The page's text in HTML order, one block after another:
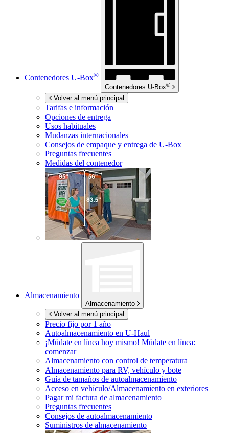
Contenedores U-Box®
Contenedores U-Box®
Volver al menú principal
Tarifas e información
Opciones de entrega
Usos habituales
Mudanzas internacionales
Consejos de empaque y entrega de U-Box
Preguntas frecuentes
Medidas del contenedor
Almacenamiento
Almacenamiento
Volver al menú principal
Precio fijo por 1 año
Autoalmacenamiento en U-Haul
¡Múdate en línea hoy mismo! Múdate en línea:
comenzar
Almacenamiento con control de temperatura
Almacenamiento para RV, vehículo y bote
Guía de tamaños de autoalmacenamiento
Acceso en vehículo/Almacenamiento en exteriores
Pagar mi factura de almacenamiento
Preguntas frecuentes
Consejos de autoalmacenamiento
Suministros de almacenamiento